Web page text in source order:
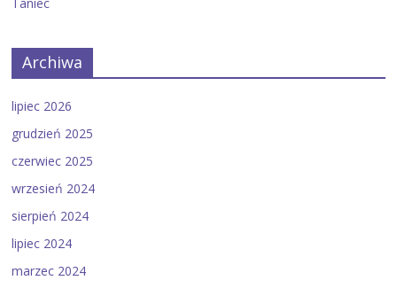
Archiwa
lipiec 2026
grudzień 2025
czerwiec 2025
wrzesień 2024
sierpień 2024
lipiec 2024
marzec 2024